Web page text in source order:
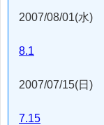
2007/08/01(水)
8.1
2007/07/15(日)
7.15